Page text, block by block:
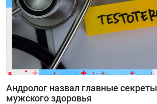
Андролог назвал главные секреты
мужского здоровья